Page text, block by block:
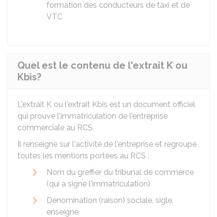
formation des conducteurs de taxi et de
VTC
Quel est le contenu de l'extrait K ou
Kbis?
L'extrait K ou l'extrait Kbis est un document officiel
qui prouve l'immatriculation de l'entreprise
commerciale au RCS.
Il renseigne sur l'activité de l'entreprise et regroupe
toutes les mentions portées au RCS :
Nom du greffier du tribunal de commerce
(qui a signé l'immatriculation)
Dénomination (raison) sociale, sigle,
enseigne